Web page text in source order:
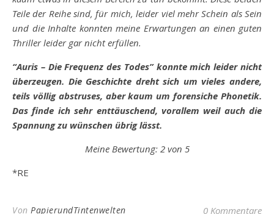
Teile der Reihe sind, für mich, leider viel mehr Schein als Sein
und die Inhalte konnten meine Erwartungen an einen guten
Thriller leider gar nicht erfüllen.
“Auris – Die Frequenz des Todes” konnte mich leider nicht
überzeugen. Die Geschichte dreht sich um vieles andere,
teils völlig abstruses, aber kaum um forensiche Phonetik.
Das finde ich sehr enttäuschend, vorallem weil auch die
Spannung zu wünschen übrig lässt.
Meine Bewertung: 2 von 5
*RE
Von PapierundTintenwelten 0 Kommentare